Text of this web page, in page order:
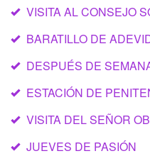
VISITA AL CONSEJO
BARATILLO DE
DESPUÉS DE
ESTACIÓN DE
VISITA DEL SEÑOR
JUEVES DE PASIÓN